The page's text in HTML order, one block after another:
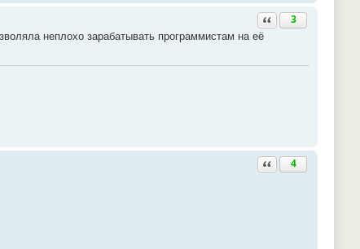
Ответить с цитатой
3
неплохо зарабатывать программистам на её
Ответить с цитатой
4